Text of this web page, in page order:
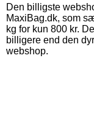
Den billigste
MaxiBag.dk, som
kg for kun 800 kr.
billigere end den
webshop.